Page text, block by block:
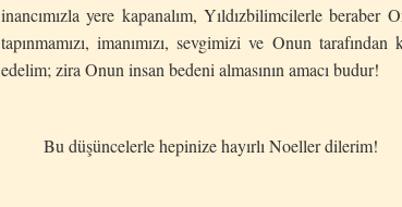
inancımızla yere kapanalım, Yıldızbilimcilerle beraber
tapınmamızı, imanımızı, sevgimizi ve Onun
edelim; zira Onun insan bedeni almasının amacı budur!
Bu düşüncelerle hepinize hayırlı Noeller dilerim!